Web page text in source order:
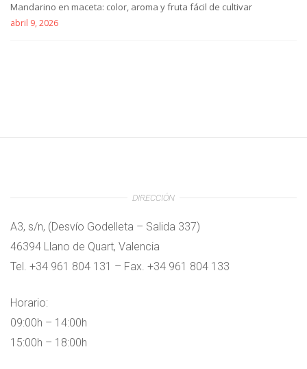
Mandarino en maceta: color, aroma y fruta fácil de cultivar
abril 9, 2026
DIRECCIÓN
A3, s/n, (Desvío Godelleta – Salida 337)
46394 Llano de Quart, Valencia
Tel. +34 961 804 131 – Fax. +34 961 804 133
Horario:
09:00h – 14:00h
15:00h – 18:00h